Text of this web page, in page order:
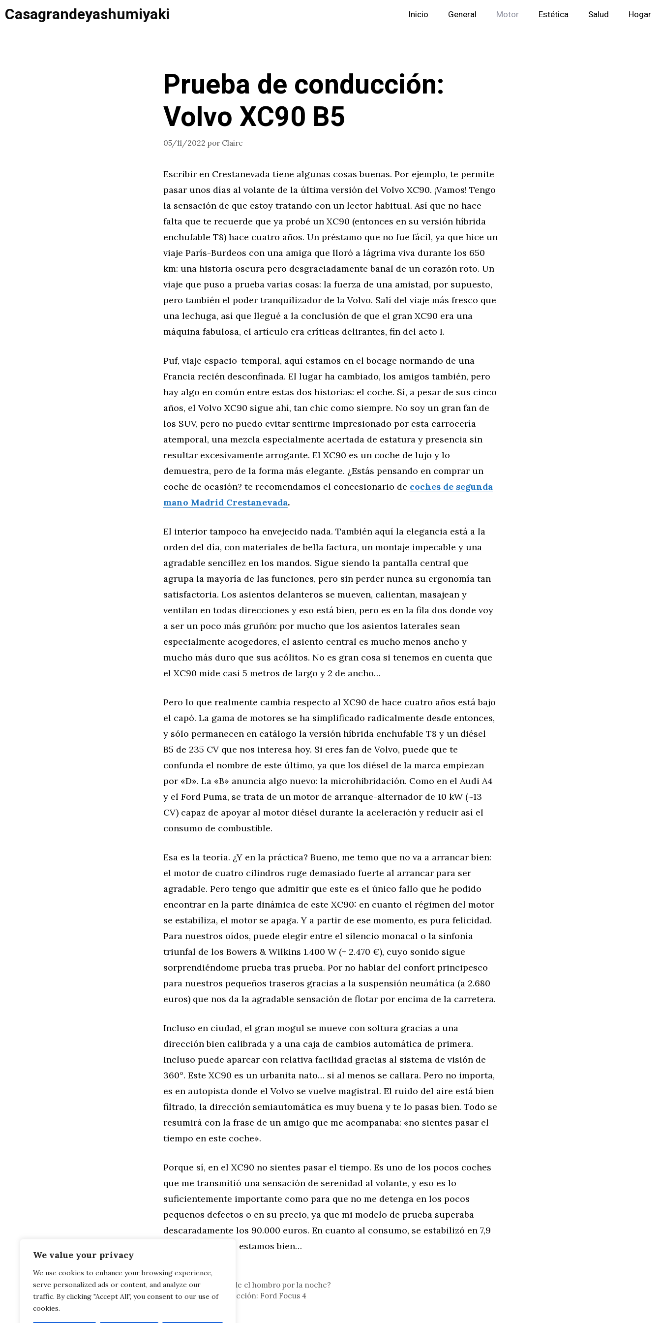
We value your privacy
We use cookies to enhance your browsing experience,
serve personalized ads or content, and analyze our
traffic. By clicking "Accept All", you consent to our use of
cookies.
Saltar
Casagrandeyashumiyaki Inicio General Motor Estética Salud Hogar
Prueba de conducción:
Volvo XC90 B5
05/11/2022 por Claire
Escribir en Crestanevada tiene algunas cosas buenas. Por ejemplo, te permite
pasar unos días al volante de la última versión del Volvo XC90. ¡Vamos! Tengo
la sensación de que estoy tratando con un lector habitual. Así que no hace
falta que te recuerde que ya probé un XC90 (entonces en su versión híbrida
enchufable T8) hace cuatro años. Un préstamo que no fue fácil, ya que hice un
viaje París-Burdeos con una amiga que lloró a lágrima viva durante los 650
km: una historia oscura pero desgraciadamente banal de un corazón roto. Un
viaje que puso a prueba varias cosas: la fuerza de una amistad, por supuesto,
pero también el poder tranquilizador de la Volvo. Salí del viaje más fresco que
una lechuga, así que llegué a la conclusión de que el gran XC90 era una
máquina fabulosa, el artículo era críticas delirantes, fin del acto I.
Puf, viaje espacio-temporal, aquí estamos en el bocage normando de una
Francia recién desconfinada. El lugar ha cambiado, los amigos también, pero
hay algo en común entre estas dos historias: el coche. Sí, a pesar de sus cinco
años, el Volvo XC90 sigue ahí, tan chic como siempre. No soy un gran fan de
los SUV, pero no puedo evitar sentirme impresionado por esta carrocería
atemporal, una mezcla especialmente acertada de estatura y presencia sin
resultar excesivamente arrogante. El XC90 es un coche de lujo y lo
demuestra, pero de la forma más elegante. ¿Estás pensando en comprar un
coche de ocasión? te recomendamos el concesionario de coches de segunda
mano Madrid Crestanevada.
El interior tampoco ha envejecido nada. También aquí la elegancia está a la
orden del día, con materiales de bella factura, un montaje impecable y una
agradable sencillez en los mandos. Sigue siendo la pantalla central que
agrupa la mayoría de las funciones, pero sin perder nunca su ergonomía tan
satisfactoria. Los asientos delanteros se mueven, calientan, masajean y
ventilan en todas direcciones y eso está bien, pero es en la fila dos donde voy
a ser un poco más gruñón: por mucho que los asientos laterales sean
especialmente acogedores, el asiento central es mucho menos ancho y
mucho más duro que sus acólitos. No es gran cosa si tenemos en cuenta que
el XC90 mide casi 5 metros de largo y 2 de ancho…
Pero lo que realmente cambia respecto al XC90 de hace cuatro años está bajo
el capó. La gama de motores se ha simplificado radicalmente desde entonces,
y sólo permanecen en catálogo la versión híbrida enchufable T8 y un diésel
B5 de 235 CV que nos interesa hoy. Si eres fan de Volvo, puede que te
confunda el nombre de este último, ya que los diésel de la marca empiezan
por «D». La «B» anuncia algo nuevo: la microhibridación. Como en el Audi A4
y el Ford Puma, se trata de un motor de arranque-alternador de 10 kW (~13
CV) capaz de apoyar al motor diésel durante la aceleración y reducir así el
consumo de combustible.
Esa es la teoría. ¿Y en la práctica? Bueno, me temo que no va a arrancar bien:
el motor de cuatro cilindros ruge demasiado fuerte al arrancar para ser
agradable. Pero tengo que admitir que este es el único fallo que he podido
encontrar en la parte dinámica de este XC90: en cuanto el régimen del motor
se estabiliza, el motor se apaga. Y a partir de ese momento, es pura felicidad.
Para nuestros oídos, puede elegir entre el silencio monacal o la sinfonía
triunfal de los Bowers & Wilkins 1.400 W (+ 2.470 €), cuyo sonido sigue
sorprendiéndome prueba tras prueba. Por no hablar del confort principesco
para nuestros pequeños traseros gracias a la suspensión neumática (a 2.680
euros) que nos da la agradable sensación de flotar por encima de la carretera.
Incluso en ciudad, el gran mogul se mueve con soltura gracias a una
dirección bien calibrada y a una caja de cambios automática de primera.
Incluso puede aparcar con relativa facilidad gracias al sistema de visión de
360°. Este XC90 es un urbanita nato… si al menos se callara. Pero no importa,
es en autopista donde el Volvo se vuelve magistral. El ruido del aire está bien
filtrado, la dirección semiautomática es muy buena y te lo pasas bien. Todo se
resumirá con la frase de un amigo que me acompañaba: «no sientes pasar el
tiempo en este coche».
Porque sí, en el XC90 no sientes pasar el tiempo. Es uno de los pocos coches
que me transmitió una sensación de serenidad al volante, y eso es lo
suficientemente importante como para que no me detenga en los pocos
pequeños defectos o en su precio, ya que mi modelo de prueba superaba
descaradamente los 90.000 euros. En cuanto al consumo, se estabilizó en 7,9
l/100 km. Vamos, estamos bien…
Categorías
Motor
¿Por qué me duele el hombro por la noche?
Prueba de conducción: Ford Focus 4